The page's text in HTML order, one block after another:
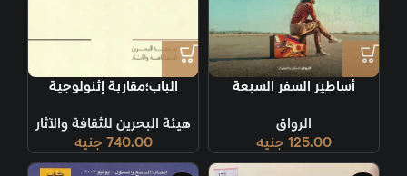
أساطير السفر السبعة
الرواق
125.00 جنيه
الباب؛مقاربة إثنولوجية
هيئة البحرين للثقافة والآثار
740.00 جنيه